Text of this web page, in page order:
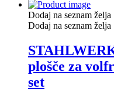
Dodaj na seznam želja
Dodaj na seznam želja
plošče za
set